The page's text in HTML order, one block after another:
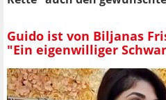
Guido ist von Biljanas
"Ein eigenwilliger